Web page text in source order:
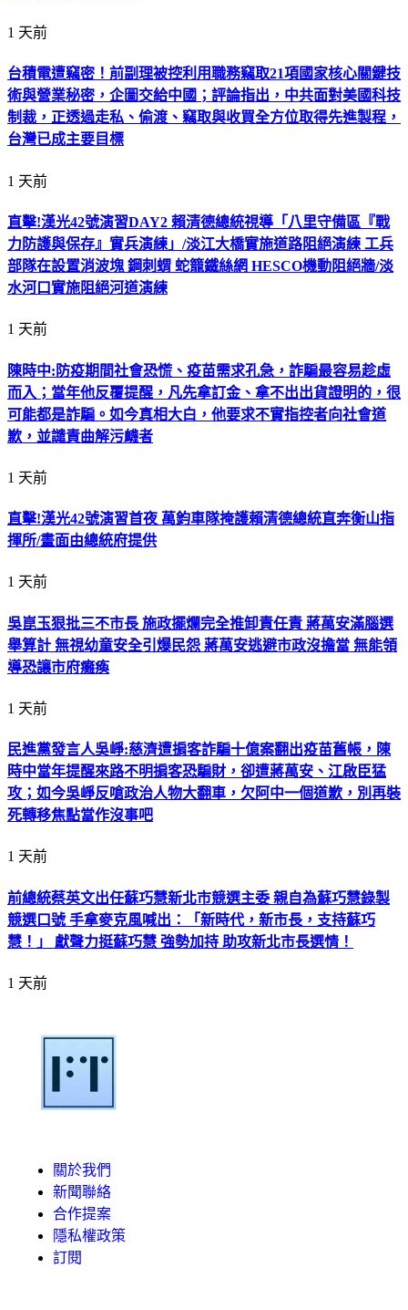
1 天前
台積電遭竊密！前副理被控利用職務竊取21項國家核心關鍵技
術與營業秘密，企圖交給中國；評論指出，中共面對美國科技
制裁，正透過走私、偷渡、竊取與收買全方位取得先進製程，
台灣已成主要目標
1 天前
直擊!漢光42號演習DAY2 賴清德總統視導「八里守備區『戰
力防護與保存』實兵演練」/淡江大橋實施道路阻絕演練 工兵
部隊在設置消波塊 鋼刺蝟 蛇籠鐵絲網 HESCO機動阻絕牆/淡
水河口實施阻絕河道演練
1 天前
陳時中:防疫期間社會恐慌、疫苗需求孔急，詐騙最容易趁虛
而入；當年他反覆提醒，凡先拿訂金、拿不出出貨證明的，很
可能都是詐騙。如今真相大白，他要求不實指控者向社會道
歉，並譴責曲解污衊者
1 天前
直擊!漢光42號演習首夜 萬鈞車隊掩護賴清德總統直奔衡山指
揮所/畫面由總統府提供
1 天前
吳崑玉狠批三不市長 施政擺爛完全推卸責任責 蔣萬安滿腦選
舉算計 無視幼童安全引爆民怨 蔣萬安逃避市政沒擔當 無能領
導恐讓市府癱瘓
1 天前
民進黨發言人吳崢:慈濟遭掮客詐騙十億案翻出疫苗舊帳，陳
時中當年提醒來路不明掮客恐騙財，卻遭蔣萬安、江啟臣猛
攻；如今吳崢反嗆政治人物大翻車，欠阿中一個道歉，別再裝
死轉移焦點當作沒事吧
1 天前
前總統蔡英文出任蘇巧慧新北市競選主委 親自為蘇巧慧錄製
競選口號 手拿麥克風喊出：「新時代，新市長，支持蘇巧
慧！」 獻聲力挺蘇巧慧 強勢加持 助攻新北市長選情！
1 天前
關於我們
新聞聯絡
合作提案
隱私權政策
訂閱